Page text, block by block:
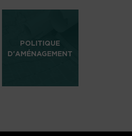
POLITIQUE
D'AMÉNAGEMENT